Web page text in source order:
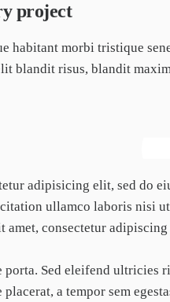
project
habitant morbi tristique
blandit risus, blandit
adipisicing elit, sed do
ullamco laboris nisi
amet, consectetur
Sed eleifend ultricies
a tempor sem